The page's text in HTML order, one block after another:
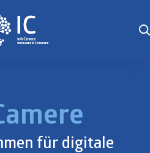
für digitale